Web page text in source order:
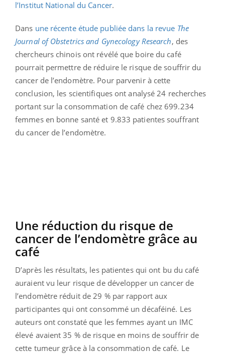
l’Institut National du Cancer.
Dans une récente étude publiée dans la revue The
Journal of Obstetrics and Gynecology Research, des
chercheurs chinois ont révélé que boire du café
pourrait permettre de réduire le risque de souffrir du
cancer de l’endomètre. Pour parvenir à cette
conclusion, les scientifiques ont analysé 24 recherches
portant sur la consommation de café chez 699.234
femmes en bonne santé et 9.833 patientes souffrant
du cancer de l’endomètre.
Une réduction du risque de
cancer de l’endomètre grâce au
café
D’après les résultats, les patientes qui ont bu du café
auraient vu leur risque de développer un cancer de
l’endomètre réduit de 29 % par rapport aux
participantes qui ont consommé un décaféiné. Les
auteurs ont constaté que les femmes ayant un IMC
élevé avaient 35 % de risque en moins de souffrir de
cette tumeur grâce à la consommation de café. Le